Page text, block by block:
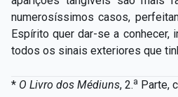
numerosíssimos casos,
Espírito quer dar-se a conhecer,
todos os sinais exteriores que
* O Livro dos Médiuns, 2.a Parte,